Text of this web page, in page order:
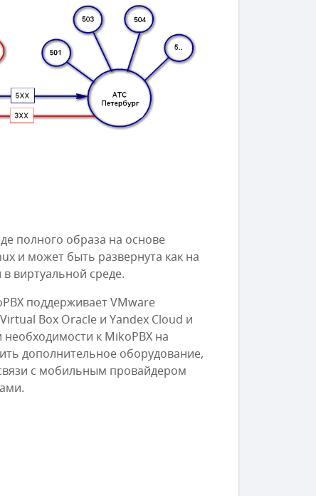
полного образа на основе
и может быть развернута как на
виртуальной среде.
поддерживает VMware
Box Oracle и Yandex Cloud и
к MikoPBX на
дополнительное оборудование,
с мобильным провайдером